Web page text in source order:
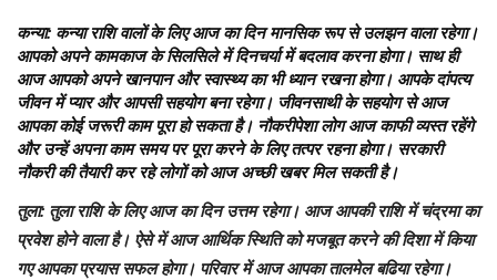
कन्या: कन्या राशि वालों के लिए आज का दिन मानसिक रूप से उलझन वाला रहेगा।
आपको अपने कामकाज के सिलसिले में दिनचर्या में बदलाव करना होगा। साथ ही
आज आपको अपने खानपान और स्वास्थ्य का भी ध्यान रखना होगा। आपके दांपत्य
जीवन में प्यार और आपसी सहयोग बना रहेगा। जीवनसाथी के सहयोग से आज
आपका कोई जरूरी काम पूरा हो सकता है। नौकरीपेशा लोग आज काफी व्यस्त रहेंगे
और उन्हें अपना काम समय पर पूरा करने के लिए तत्पर रहना होगा। सरकारी
नौकरी की तैयारी कर रहे लोगों को आज अच्छी खबर मिल सकती है।
तुला: तुला राशि के लिए आज का दिन उत्तम रहेगा। आज आपकी राशि में चंद्रमा का
प्रवेश होने वाला है। ऐसे में आज आर्थिक स्थिति को मजबूत करने की दिशा में किया
गए आपका प्रयास सफल होगा। परिवार में आज आपका तालमेल बढिया रहेगा।